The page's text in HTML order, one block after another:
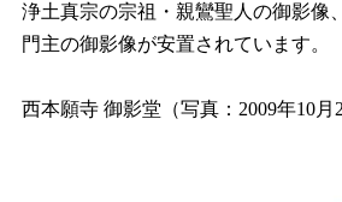
浄土真宗の宗祖・親鸞聖人の御影像
門主の御影像が安置されています。
西本願寺 御影堂（写真：2009年10月